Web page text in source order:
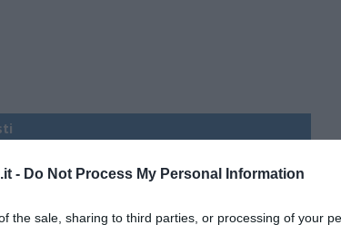
- Do Not Process My Personal Information
the sale, sharing to third parties, or processing of your
basta)